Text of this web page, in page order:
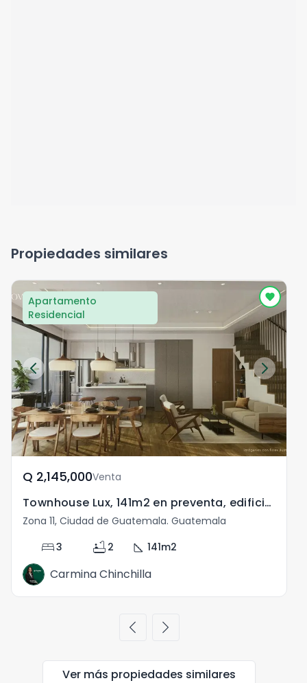
Propiedades similares
Apartamento
Residencial
Q	2,145,000Venta
Townhouse Lux, 141m2 en preventa, edificio Endora Z.11
Zona 11, Ciudad de Guatemala. Guatemala
bed3 bathtub 2 square_foot 141m2
Carmina Chinchilla
chevron_left chevron_right
Ver más propiedades similares